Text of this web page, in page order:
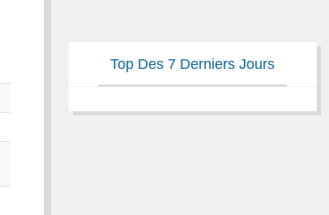
Top Des 7 Derniers Jours